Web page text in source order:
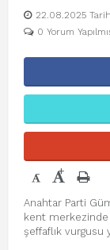
22.08.2025
0 Yorum
- +
Anahtar Parti
kent merkezinde
şeffaflık vurgusu